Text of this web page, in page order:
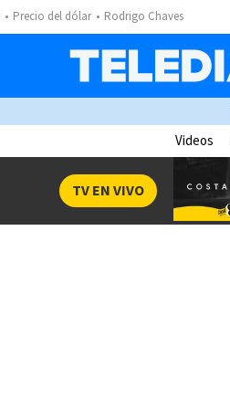
Precio del dólar Rodrigo Chaves
Videos
TV EN VIVO